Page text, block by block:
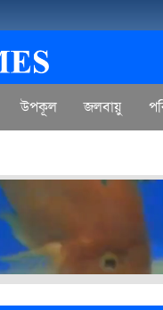
উপকূল জলবায়ু